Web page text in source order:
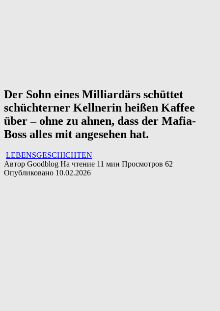
Der Sohn eines Milliardärs schüttet
schüchterner Kellnerin heißen Kaffee
über – ohne zu ahnen, dass der Mafia-
Boss alles mit angesehen hat.
LEBENSGESCHICHTEN
Автор Goodblog На чтение 11 мин Просмотров 62
Опубликовано 10.02.2026